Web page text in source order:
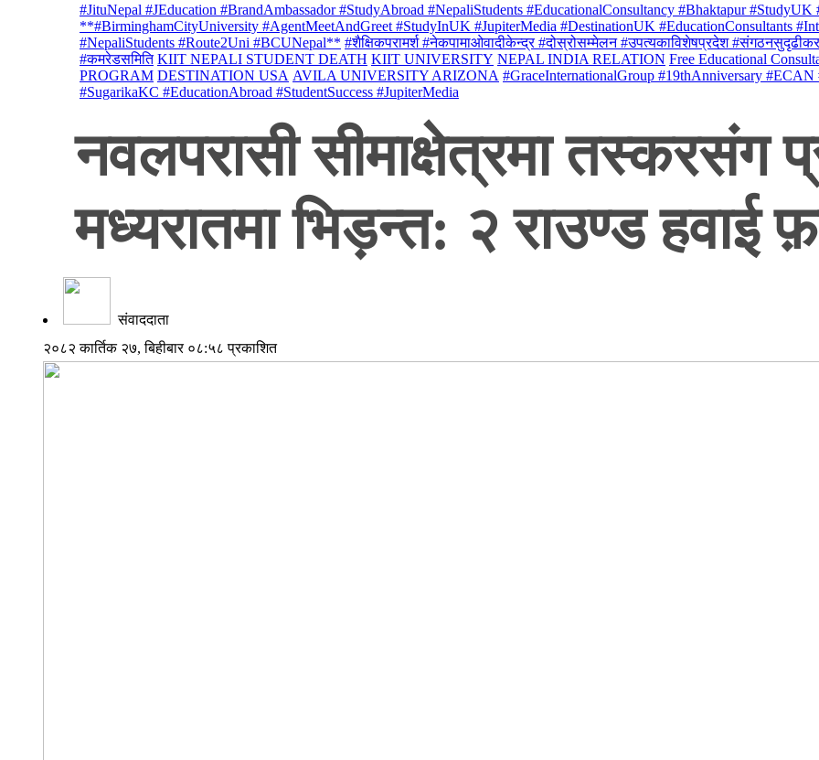
#JituNepal #JEducation #BrandAmbassador #StudyAbroad #NepaliStudents #EducationalConsultancy #Bhaktapur
**#BirminghamCityUniversity #AgentMeetAndGreet #StudyInUK #JupiterMedia #DestinationUK #EducationConsultants
#NepaliStudents #Route2Uni #BCUNepal** #शैक्षिकपरामर्श #नेकपामाओवादीकेन्द्र #दोस्रोसम्मेलन #उपत्यकाविशेषप्रदेश
#कमरेडसमिति KIIT NEPALI STUDENT DEATH KIIT UNIVERSITY NEPAL INDIA RELATION Free Educational
PROGRAM DESTINATION USA AVILA UNIVERSITY ARIZONA #GraceInternationalGroup #19thAnniversary
#SugarikaKC #EducationAbroad #StudentSuccess #JupiterMedia
नवलपरासी सीमाक्षेत्रमा तस्करसंग
मध्यरातमा भिड़न्त: २ राउण्ड हवाई
संवाददाता
२०८२ कार्तिक २७, बिहीबार ०८:५८ प्रकाशित